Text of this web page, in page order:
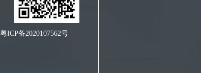
粤ICP备2020107562号